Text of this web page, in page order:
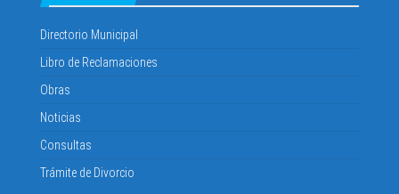
Directorio Municipal
Libro de Reclamaciones
Obras
Noticias
Consultas
Trámite de Divorcio